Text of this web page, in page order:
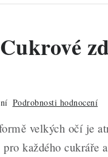
Podrobnosti hodnocení
velkých očí je
každého cukráře